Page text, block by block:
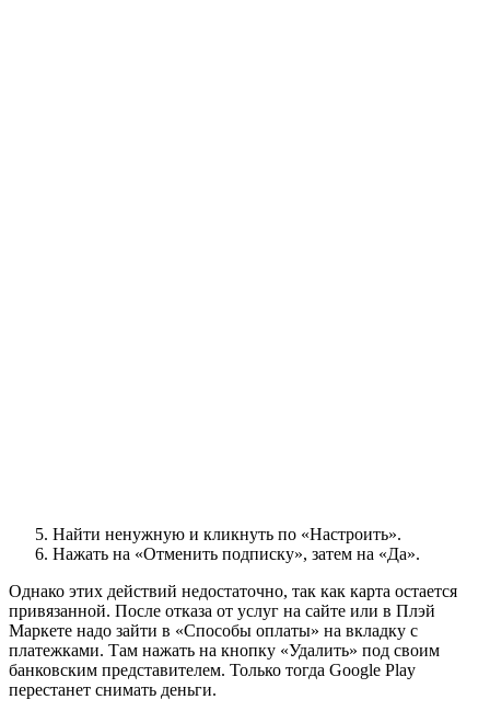
Найти ненужную и кликнуть по «Настроить».
Нажать на «Отменить подписку», затем на «Да».
Однако этих действий недостаточно, так как карта остается
привязанной. После отказа от услуг на сайте или в Плэй
Маркете надо зайти в «Способы оплаты» на вкладку с
платежками. Там нажать на кнопку «Удалить» под своим
банковским представителем. Только тогда Google Play
перестанет снимать деньги.